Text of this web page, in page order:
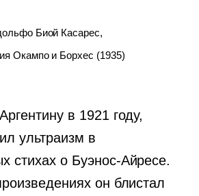
Биой Касарес,
Окампо и Борхес (1935)
в 1921 году,
ультраизм в
стихах о Буэнос-Айресе.
он блистал